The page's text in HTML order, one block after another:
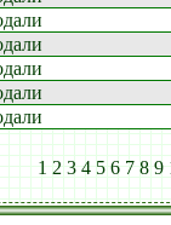
1 2 3 4 5 6 7 8 9